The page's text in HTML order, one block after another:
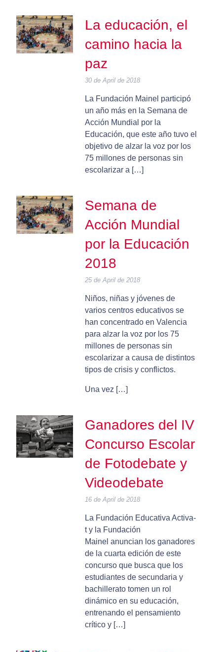
La educación, el
camino hacia la
paz
30 de April de 2018
La Fundación Mainel participó
un año más en la Semana de
Acción Mundial por la
Educación, que este año tuvo el
objetivo de alzar la voz por los
75 millones de personas sin
escolarizar a […]
Semana de
Acción Mundial
por la Educación
2018
25 de April de 2018
Niños, niñas y jóvenes de
varios centros educativos se
han concentrado en Valencia
para alzar la voz por los 75
millones de personas sin
escolarizar a causa de distintos
tipos de crisis y conflictos.
Una vez […]
Ganadores del IV
Concurso Escolar
de Fotodebate y
Videodebate
16 de April de 2018
La Fundación Educativa Activa-
t y la Fundación
Mainel anuncian los ganadores
de la cuarta edición de este
concurso que busca que los
estudiantes de secundaria y
bachillerato tomen un rol
dinámico en su educación,
entrenando el pensamiento
crítico y […]